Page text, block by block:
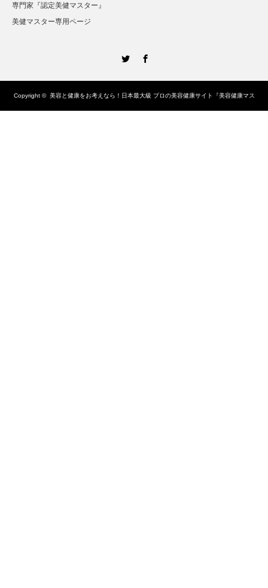
専門家『認定美健マスター』
美健マスター専用ページ
Copyright © 美容と健康をお考えなら！日本最大級 プロの美容健康サイト『美容健康マス